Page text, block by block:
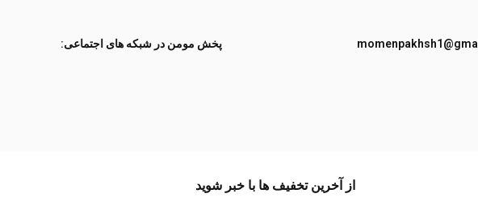
پخش مومن در شبکه های اجتماعی:
از آخرین تخفیف ها با خبر شوید